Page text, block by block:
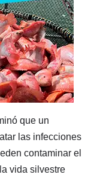
que un
las infecciones
contaminar el
vida silvestre